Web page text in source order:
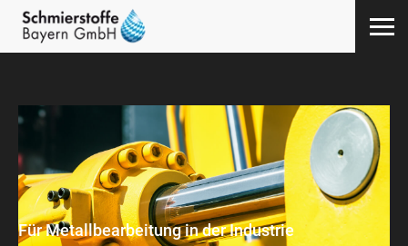
Für Metallbearbeitung in der Industrie